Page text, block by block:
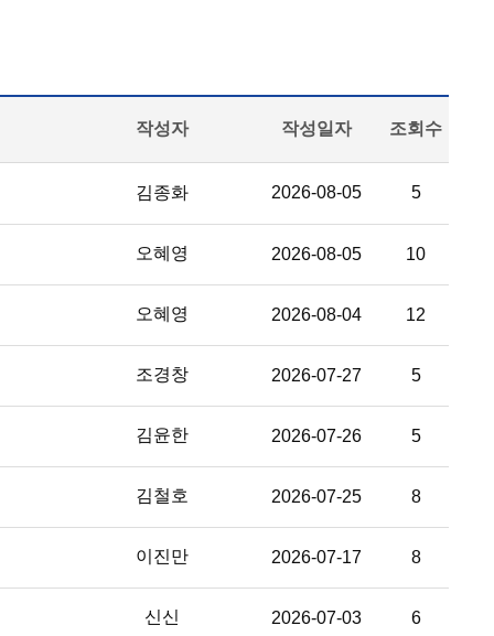
작성자 작성일자 조회수
김종화 2026-08-05 5
오혜영 2026-08-05 10
오혜영 2026-08-04 12
조경창 2026-07-27 5
김윤한 2026-07-26 5
김철호 2026-07-25 8
이진만 2026-07-17 8
신신 2026-07-03 6